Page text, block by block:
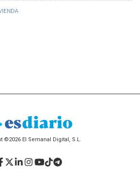
©2026 El Semanal Digital, S.L.
Facebook
Twitter
LinkedIn
Instagram
YouTube
TikTok
Telegram